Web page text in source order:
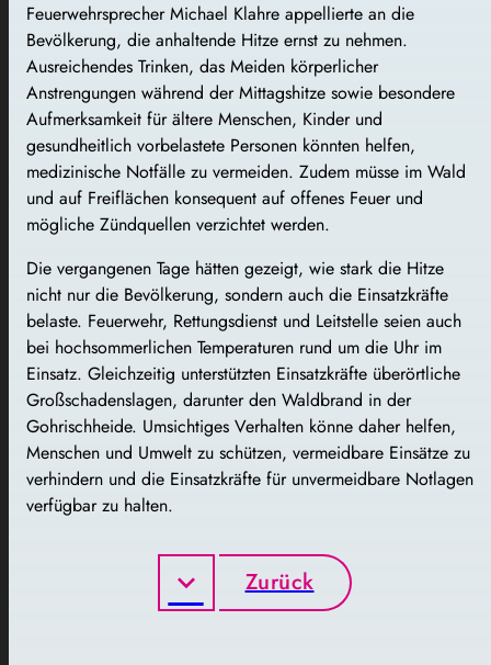
Feuerwehrsprecher Michael Klahre appellierte an die
Bevölkerung, die anhaltende Hitze ernst zu nehmen.
Ausreichendes Trinken, das Meiden körperlicher
Anstrengungen während der Mittagshitze sowie besondere
Aufmerksamkeit für ältere Menschen, Kinder und
gesundheitlich vorbelastete Personen könnten helfen,
medizinische Notfälle zu vermeiden. Zudem müsse im Wald
und auf Freiflächen konsequent auf offenes Feuer und
mögliche Zündquellen verzichtet werden.
Die vergangenen Tage hätten gezeigt, wie stark die Hitze
nicht nur die Bevölkerung, sondern auch die Einsatzkräfte
belaste. Feuerwehr, Rettungsdienst und Leitstelle seien auch
bei hochsommerlichen Temperaturen rund um die Uhr im
Einsatz. Gleichzeitig unterstützten Einsatzkräfte überörtliche
Großschadenslagen, darunter den Waldbrand in der
Gohrischheide. Umsichtiges Verhalten könne daher helfen,
Menschen und Umwelt zu schützen, vermeidbare Einsätze zu
verhindern und die Einsatzkräfte für unvermeidbare Notlagen
verfügbar zu halten.
Zurück